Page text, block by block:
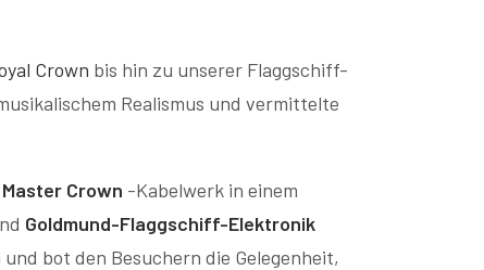
Crown bis hin zu unserer Flaggschiff-
Realismus und vermittelte
Crown -Kabelwerk in einem
Goldmund-Flaggschiff-Elektronik
bot den Besuchern die Gelegenheit,